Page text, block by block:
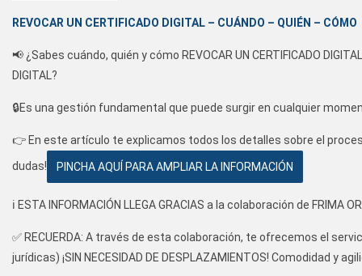
REVOCAR UN CERTIFICADO DIGITAL – CUÁNDO – QUIÉN – CÓMO
📢 ¿Sabes cuándo, quién y cómo REVOCAR UN CERTIFICADO
DIGITAL?
🔒Es una gestión fundamental que puede surgir en cualquier
👉 En este artículo te explicamos todos los detalles sobre el
dudas!
PINCHA AQUÍ PARA AMPLIAR LA INFORMACIÓN
ℹ️ ESTA INFORMACIÓN LLEGA GRACIAS a la colaboración de FRIMA
✅ RECUERDA: A través de esta colaboración, te ofrecemos el
jurídicas) ¡SIN NECESIDAD DE DESPLAZAMIENTOS! Comodidad y